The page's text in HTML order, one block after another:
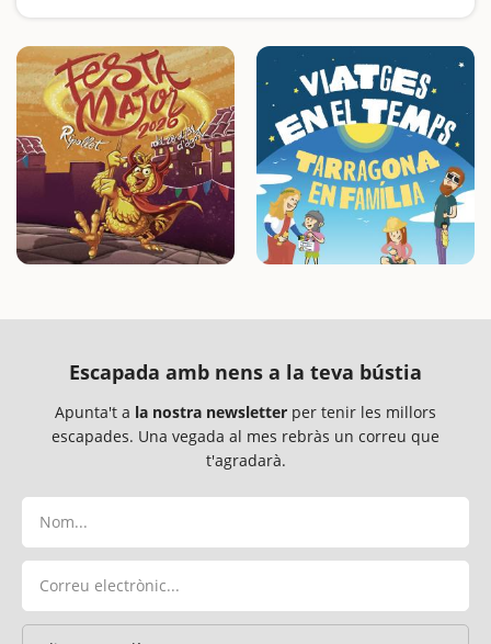
Escapada amb nens a la teva bústia
Apunta't a la nostra newsletter per tenir les millors
escapades. Una vegada al mes rebràs un correu que
t'agradarà.